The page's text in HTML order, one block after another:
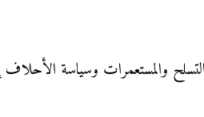
والمستعمرات وسياسة الأحلاف